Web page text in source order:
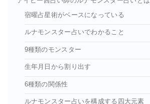
宿曜占星術がベースになっている
ルナモンスター占いでわかること
9種類のモンスター
生年月日から割り出す
6種類の関係性
ルナモンスター占いを構成する四大元素